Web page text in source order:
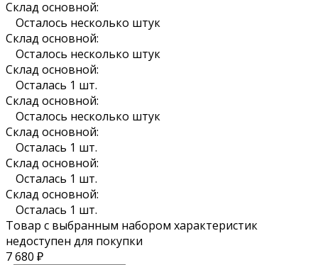
Склад основной:
Осталось несколько штук
Склад основной:
Осталось несколько штук
Склад основной:
Осталась 1 шт.
Склад основной:
Осталось несколько штук
Склад основной:
Осталась 1 шт.
Склад основной:
Осталась 1 шт.
Склад основной:
Осталась 1 шт.
Товар с выбранным набором характеристик
недоступен для покупки
7 680 ₽